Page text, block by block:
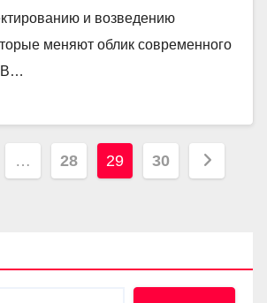
и возведению
меняют облик современного
В…
… 28 29 30